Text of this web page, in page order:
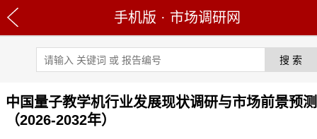
手机版 · 市场调研网
中国量子教学机行业发展现状调研与市场前景预
（2026-2032年）